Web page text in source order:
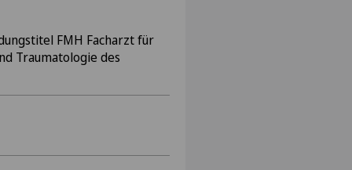
FMH Facharzt für
Traumatologie des